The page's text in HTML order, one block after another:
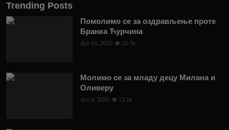
Trending Posts
Помолимо се за оздрављење проте
Бранка Ћурчина
Јул 16, 2020 15.7k
Молимо се за младу децу Милана и
Оливеру
Јул 9, 2020 13.1k